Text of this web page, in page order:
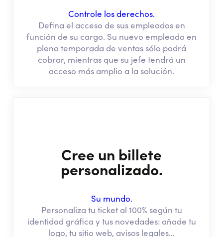
Controle los derechos.
Defina el acceso de sus empleados en
función de su cargo. Su nuevo empleado en
plena temporada de ventas sólo podrá
cobrar, mientras que su jefe tendrá un
acceso más amplio a la solución.
Cree un billete
personalizado.
Su mundo.
Personaliza tu ticket al 100% según tu
identidad gráfica y tus novedades: añade tu
logo, tu sitio web, avisos legales…